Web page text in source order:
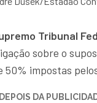
Tribunal
sobre o
impostas
DA